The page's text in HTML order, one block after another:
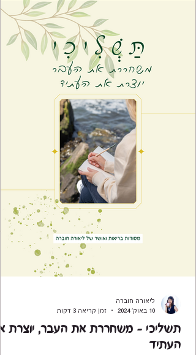
תשליכי - משחררת את העבר, יוצרת
העתיד
ליאורה חוברה
10 באוק׳ 2024
זמן קריאה 3 דקות